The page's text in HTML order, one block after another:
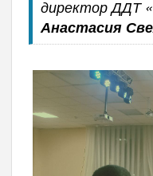
директор ДДТ
Анастасия